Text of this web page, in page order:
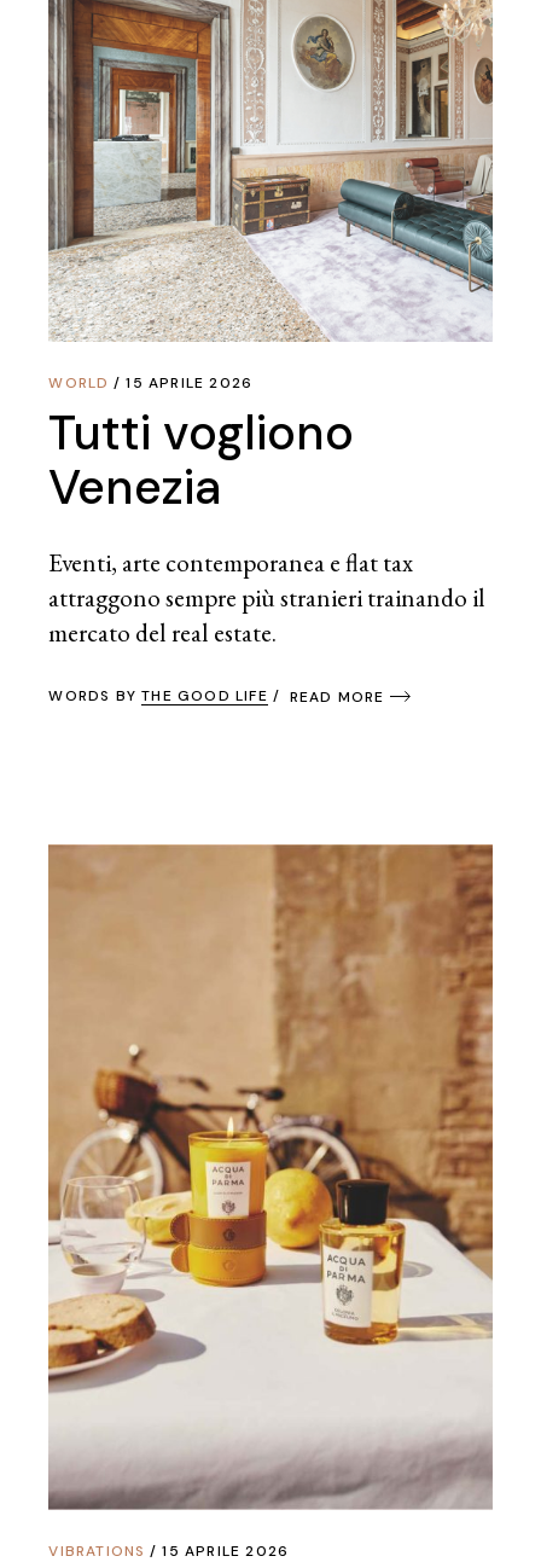
WORLD 15 APRILE 2026
Tutti vogliono
Venezia
Eventi, arte contemporanea e flat tax
attraggono sempre più stranieri trainando il
mercato del real estate.
WORDS BYTHE GOOD LIFE READ MORE
VIBRATIONS 15 APRILE 2026